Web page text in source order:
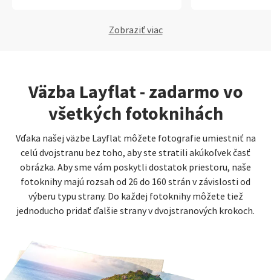
služby som
Zobraziť viac
Väzba Layflat - zadarmo vo
všetkých fotoknihách
Vďaka našej väzbe Layflat môžete fotografie umiestniť na
celú dvojstranu bez toho, aby ste stratili akúkoľvek časť
obrázka. Aby sme vám poskytli dostatok priestoru, naše
fotoknihy majú rozsah od 26 do 160 strán v závislosti od
výberu typu strany. Do každej fotoknihy môžete tiež
jednoducho pridať ďalšie strany v dvojstranových krokoch.